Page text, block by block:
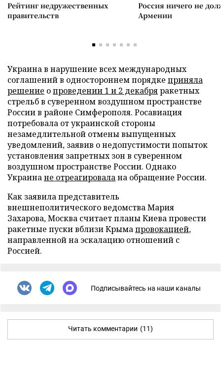
Рейтинг недружественных
правительств
Россия ничего не
Армении
Украина в нарушение всех международных
соглашений в одностороннем порядке приняла
решение опроведении 1 и 2 декабряракетных
стрельб в суверенном воздушном пространстве
России в районе Симферополя. Росавиация
потребовала от украинской стороны
незамедлительной отмены выпущенных
уведомлений, заявив о недопустимости попыток
установления запретных зон в суверенном
воздушном пространстве России. Однако
Украинане отреагировалана обращение России.
Как заявила представитель
внешнеполитического ведомства Мария
Захарова, Москва считает планы Киева провести
ракетные пуски вблизи Крымапровокацией,
направленной на эскалацию отношений с
Россией.
Подписывайтесь на наши каналы
Читать комментарии (11)